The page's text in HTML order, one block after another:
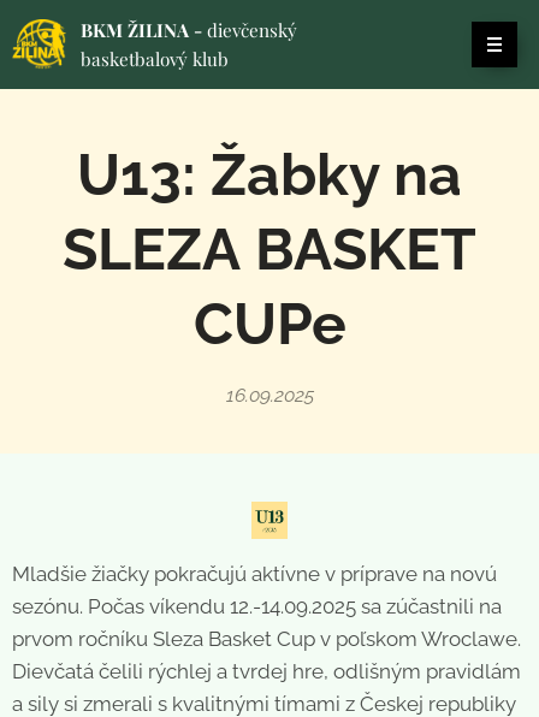
BKM ŽILINA - dievčenský
basketbalový klub
U13: Žabky na
SLEZA BASKET
CUPe
16.09.2025
Mladšie žiačky pokračujú aktívne v príprave na novú
sezónu. Počas víkendu 12.-14.09.2025 sa zúčastnili na
prvom ročníku Sleza Basket Cup v poľskom Wroclawe.
Dievčatá čelili rýchlej a tvrdej hre, odlišným pravidlám
a sily si zmerali s kvalitnými tímami z Českej republiky